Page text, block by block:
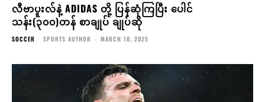
လီဗာပူးလ်နဲ့ ADIDAS တို့ ပြန်ဆုံကြပြီး ပေါင်
သန်း(၃၀၀)တန် စာချုပ် ချုပ်ဆို
SOCCER SPORTS AUTHOR - MARCH 10, 2025